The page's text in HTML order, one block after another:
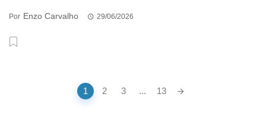
Por Enzo Carvalho 29/06/2026
1 2 3 ... 13